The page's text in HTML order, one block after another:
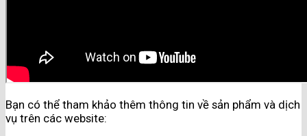
Bạn có thể tham khảo thêm thông tin về sản phẩm và dịch
vụ trên các website: